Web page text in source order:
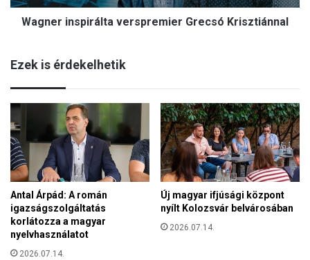
k
F
e
v
i
d
é
k
i
Ő
s
ö
s
á
a
v
e
r
s
p
r
e
m
i
e
Wagner inspirálta verspremier Grecsó Krisztiánnal
Ezek is érdekelhetik
Antal Árpád: A román
igazságszolgáltatás
korlátozza a magyar
nyelvhasználatot
2026.07.14.
Új magyar ifjúsági központ
nyílt Kolozsvár belvárosában
2026.07.14.